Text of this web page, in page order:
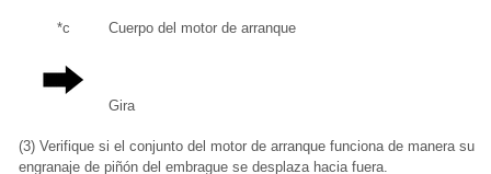
*c Cuerpo del motor de arranque
Gira
(3) Verifique si el conjunto del motor de arranque funciona de manera
engranaje de piñón del embrague se desplaza hacia fuera.